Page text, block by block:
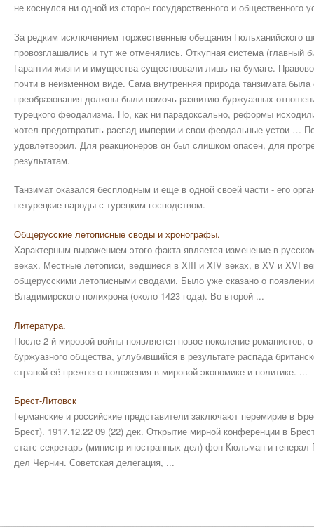
не коснулся ни одной из сторон государственного и общественного
За редким исключением торжественные обещания Гюльханийского
провозглашались и тут же отменялись. Откупная система (главный
Гарантии жизни и имущества существовали лишь на бумаге.
почти в неизменном виде. Сама внутренняя природа танзимата
преобразования должны были помочь развитию буржуазных
турецкого феодализма. Но, как ни парадоксально, реформы
хотел предотвратить распад империи и свои феодальные устои …
удовлетворил. Для реакционеров он был слишком опасен, для
результатам.
Танзимат оказался бесплодным и еще в одной своей части - его
нетурецкие народы с турецким господством.
Общерусские летописные своды и хронографы.
Характерным выражением этого факта является изменение в
веках. Местные летописи, ведшиеся в XIII и XIV веках, в XV и XVI
общерусскими летописными сводами. Было уже сказано о
Владимирского полихрона (около 1423 года). Во второй ...
Литература.
После 2-й мировой войны появляется новое поколение романистов,
буржуазного общества, углубившийся в результате распада
страной её прежнего положения в мировой экономике и политике. ...
Брест-Литовск
Германские и российские представители заключают перемирие в
Брест). 1917.12.22 09 (22) дек. Открытие мирной конференции в
статс-секретарь (министр иностранных дел) фон Кюльман и
дел Чернин. Советская делегация, ...